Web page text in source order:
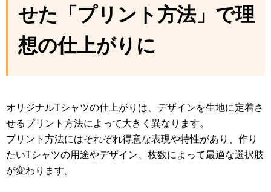
せた「プリント方法」で理
想の仕上がりに
オリジナルTシャツの仕上がりは、デザインを生地に定着さ
せるプリント方法によって大きく異なります。
プリント方法にはそれぞれ得意な表現や特性があり、作り
たいTシャツの用途やデザイン、枚数によって最適な選択肢
が変わります。